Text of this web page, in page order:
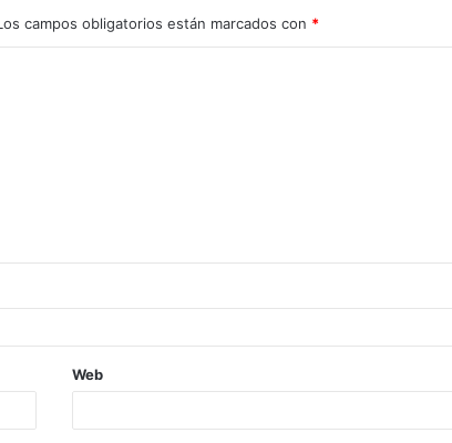
campos obligatorios están marcados con *
Web